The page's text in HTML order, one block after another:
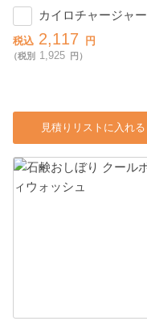
カイロチャージャー
税込 2,117 円
（税別 1,925 円）
見積りリストに入れる